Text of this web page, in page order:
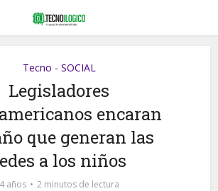
Tecno - SOCIAL
Legisladores
encaran
que generan las
a los niños
4 años 2 minutos de lectura